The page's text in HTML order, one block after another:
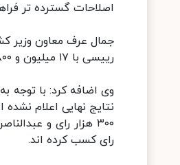
اصلاحات گسترده تر
رییسی با ۱۷ میلیون و ۸۰۰ هزار رای پیشتاز سیزدهمین دوره انتخابات ریاست جمهوری است.
وی اضافه کرد: با توجه
رای کسب کرده اند.